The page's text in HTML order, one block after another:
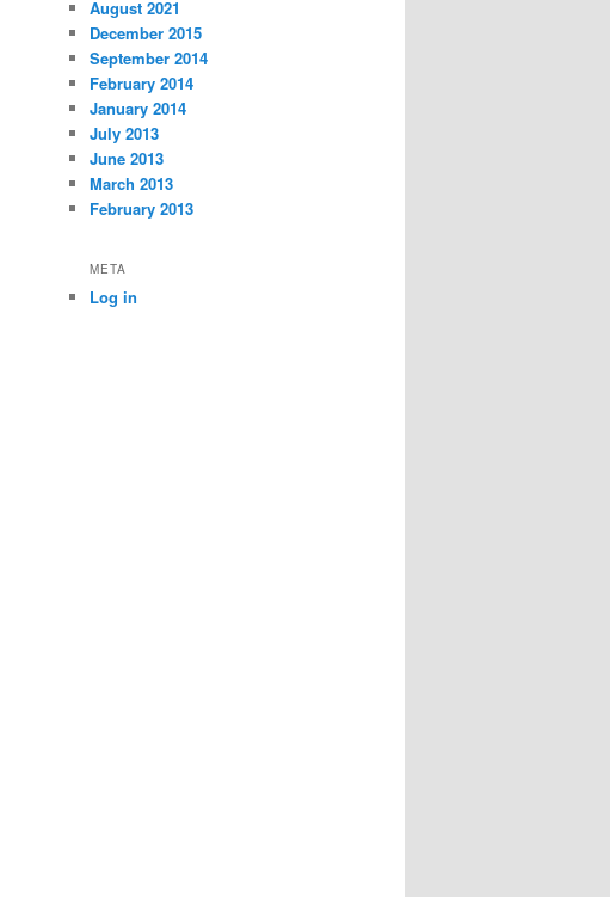
August 2021
December 2015
September 2014
February 2014
January 2014
July 2013
June 2013
March 2013
February 2013
META
Log in